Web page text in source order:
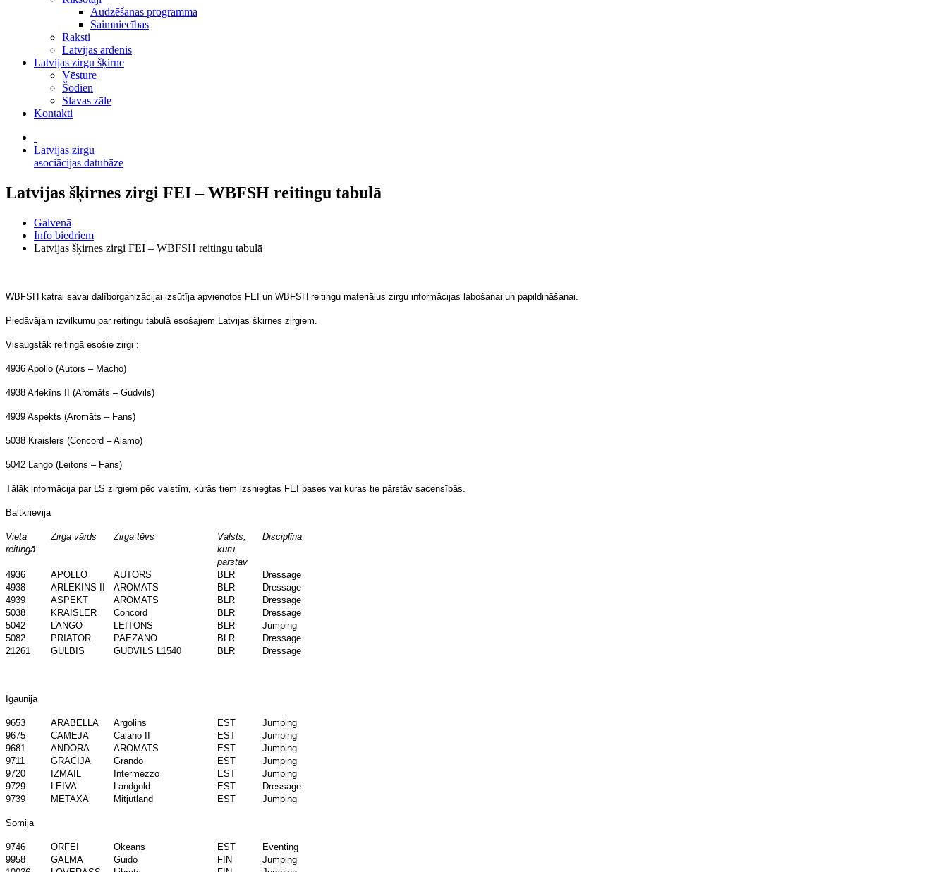
Audzēšanas programma
Saimniecības
Raksti
Latvijas ardenis
Latvijas zirgu šķirne
Vēsture
Šodien
Slavas zāle
Kontakti
Latvijas zirgu
asociācijas datubāze
Latvijas šķirnes zirgi FEI – WBFSH reitingu tabulā
Galvenā
Info biedriem
Latvijas šķirnes zirgi FEI – WBFSH reitingu tabulā
WBFSH katrai savai dalīborganizācijai izsūtīja apvienotos FEI un WBFSH reitingu materiālus zirgu informācijas labošanai un papildināšanai.
Piedāvājam izvilkumu par reitingu tabulā esošajiem Latvijas šķirnes zirgiem.
Visaugstāk reitingā esošie zirgi :
4936 Apollo (Autors – Macho)
4938 Arlekīns II (Aromāts – Gudvils)
4939 Aspekts (Aromāts – Fans)
5038 Kraislers (Concord – Alamo)
5042 Lango (Leitons – Fans)
Tālāk informācija par LS zirgiem pēc valstīm, kurās tiem izsniegtas FEI pases vai kuras tie pārstāv sacensībās.
Baltkrievija
Vieta
reitingā
Zirga vārds Zirga tēvs
Valsts,
kuru
pārstāv
Disciplīna
4936 APOLLO AUTORS BLR
Dressage
4938
ARLEKINS II AROMATS BLR
Dressage
4939
ASPEKT AROMATS BLR
Dressage
5038
KRAISLER Concord BLR
Dressage
5042
LANGO LEITONS BLR
Jumping
5082
PRIATOR PAEZANO BLR
Dressage
21261
GULBIS GUDVILS L1540 BLR Dressage
Igaunija
9653 ARABELLA Argolins EST
Jumping
9675
CAMEJA Calano II EST
Jumping
9681
ANDORA AROMATS EST
Jumping
9711
GRACIJA Grando EST
Jumping
9720
IZMAIL Intermezzo EST
Jumping
9729
LEIVA Landgold EST
Dressage
9739
METAXA Mitjutland EST Jumping
Somija
9746 ORFEI Okeans EST
Eventing
9958
GALMA Guido FIN
Jumping